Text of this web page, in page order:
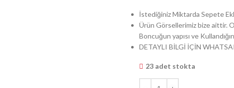
İstediğiniz Miktarda Sepete
Ürün Görsellerimiz bize aittir.
Boncuğun yapısı ve
DETAYLI BİLGİ İÇİN
23 adet stokta